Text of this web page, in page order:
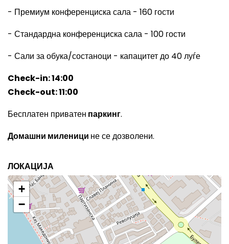
- Премиум конференциска сала - 160 гости
- Стандардна конференциска сала - 100 гости
- Сали за обука/состаноци - капацитет до 40 луѓе
Check-in: 14:00
Check-out: 11:00
Бесплатен приватен паркинг.
Домашни миленици не се дозволени.
ЛОКАЦИЈА
+
−